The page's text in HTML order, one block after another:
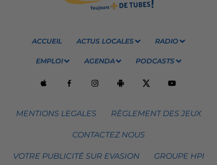
ACCUEIL ACTUS LOCALES RADIO
EMPLOI AGENDA PODCASTS
MENTIONS LEGALES RÈGLEMENT DES JEUX
CONTACTEZ NOUS
VOTRE PUBLICITÉ SUR EVASION GROUPE HPI